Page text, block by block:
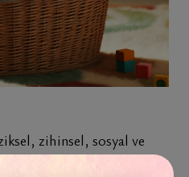
zihinsel, sosyal ve
bulunacak şekilde çeşitli